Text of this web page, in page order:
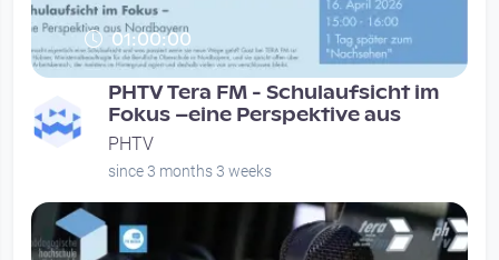
01:00:00
PHTV Tera FM - Schulaufsicht im
Fokus –eine Perspektive aus
PHTV
since 3 months 3 weeks